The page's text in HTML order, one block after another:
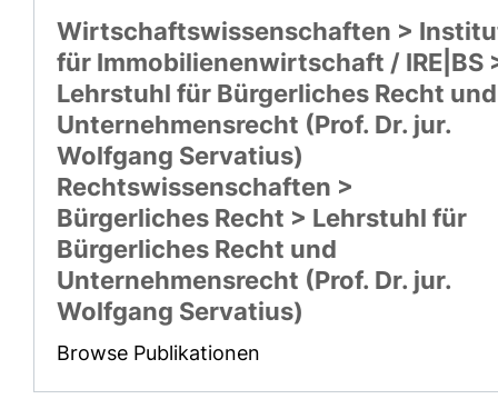
Wirtschaftswissenschaften >
für Immobilienenwirtschaft / IRE|BS
Lehrstuhl für Bürgerliches Recht und
Unternehmensrecht (Prof. Dr. jur.
Wolfgang Servatius)
Rechtswissenschaften >
Bürgerliches Recht > Lehrstuhl für
Bürgerliches Recht und
Unternehmensrecht (Prof. Dr. jur.
Wolfgang Servatius)
Browse Publikationen